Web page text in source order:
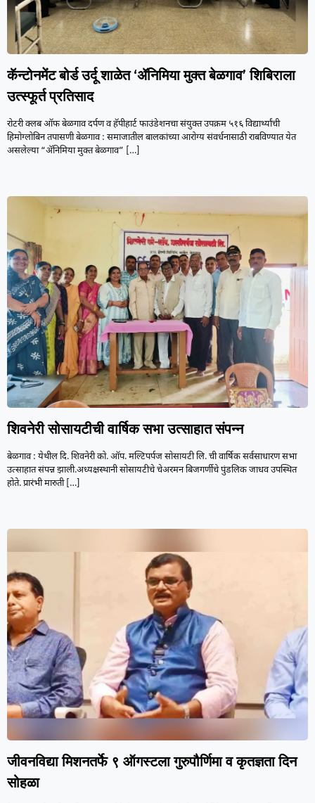
कॅन्टोनमेंट बोर्ड उर्दू शाळेत ‘ॲनिमिया मुक्त बेळगाव’ शिबिराला
उत्स्फूर्त प्रतिसाद
रोटरी क्लब ऑफ बेळगाव दर्पण व हॅपीहार्ट फाउंडेशनचा संयुक्त उपक्रम ५१६ विद्यार्थ्यांची
हिमोग्लोबिन तपासणी बेळगाव : समाजातील बालकांच्या आरोग्य संवर्धनासाठी राबविण्यात येत
असलेल्या “ॲनिमिया मुक्त बेळगाव” […]
शिवनेरी सोसायटीची वार्षिक सभा उत्साहात संपन्न
बेळगाव : येथील दि. शिवनेरी को. ऑप. मल्टिपर्पज‌ सोसायटी लि. ची वार्षिक सर्वसाधारण सभा
उत्साहात संपन्न झाली.अध्यक्षस्थानी सोसायटीचे चेअरमन बिजगर्णीचे पुंडलिक जाधव उपस्थित
होते. प्रारंभी मारुती[…]
जीवनविद्या मिशनतर्फे ९ ऑगस्टला गुरुपौर्णिमा व कृतज्ञता दिन
सोहळा